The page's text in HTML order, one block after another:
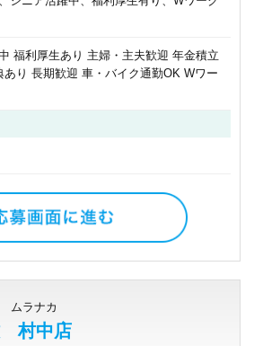
福利厚生あり 主婦・主夫歓迎 年金積立
り 長期歓迎 車・バイク通勤OK Wワー
ムラナカ
村中店